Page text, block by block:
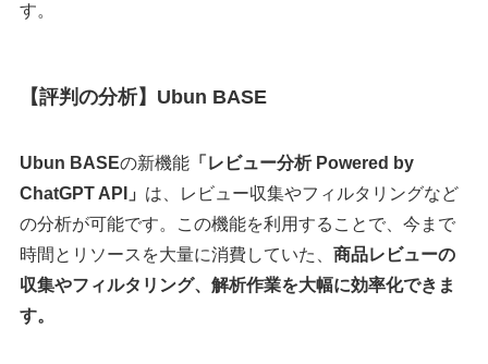
す。
【評判の分析】Ubun BASE
Ubun BASEの新機能「レビュー分析 Powered by
ChatGPT API」 は、レビュー収集やフィルタリングなど
の分析が可能です。この機能を利用することで、今まで
時間とリソースを大量に消費していた、 商品レビューの
収集やフィルタリング、解析作業を大幅に効率化できま
す。